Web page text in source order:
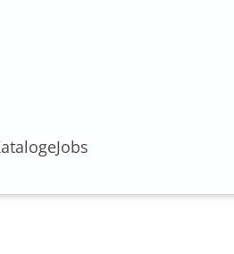
Jobs